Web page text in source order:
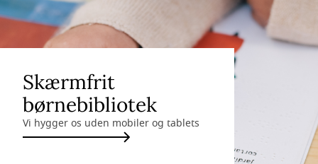
Skærmfrit
børnebibliotek
Vi hygger os uden mobiler og tablets